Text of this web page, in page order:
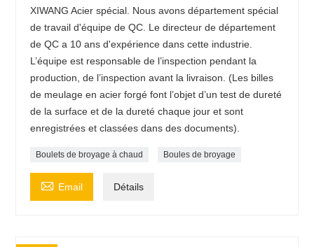
XIWANG Acier spécial. Nous avons département spécial
de travail d'équipe de QC. Le directeur de département
de QC a 10 ans d'expérience dans cette industrie.
L’équipe est responsable de l’inspection pendant la
production, de l’inspection avant la livraison. (Les billes
de meulage en acier forgé font l’objet d’un test de dureté
de la surface et de la dureté chaque jour et sont
enregistrées et classées dans des documents).
Boulets de broyage à chaud Boules de broyage
 Email Détails